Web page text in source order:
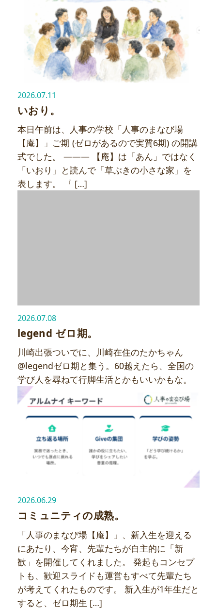
2026.07.11
いおり。
本日午前は、人事の学校「人事のまなび場
【庵】」ご期 (ゼロがあるので実質6期) の開講
式でした。 ——— 【庵】は「あん」ではなく
「いおり」と読んで「草ぶきの小さな家」を
表します。 『 […]
2026.07.08
legend ゼロ期。
川崎出張ついでに、川崎在住のたかちゃん
@legendゼロ期と集う。60越えたら、全国の
学び人を尋ねて行脚生活とかもいいかもな。
2026.06.29
コミュニティの成熟。
「人事のまなび場【庵】」、新入生を迎える
にあたり、今宵、先輩たちが自主的に「新
歓」を開催してくれました。 発起もコンセプ
トも、歓迎スライドも運営もすべて先輩たち
が考えてくれたものです。 新入生が1年生だと
すると、ゼロ期生 […]